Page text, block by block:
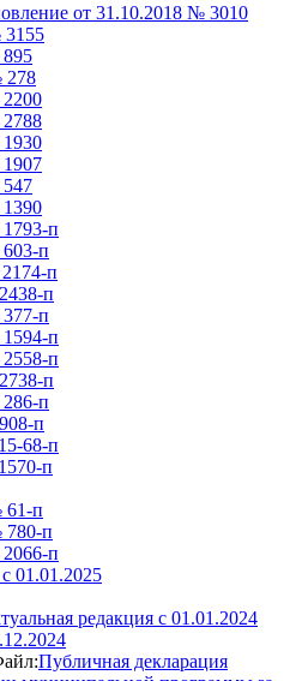
от 31.10.2018 № 3010
3155
278
п
п
п
п
п
п
п
п
п
п
68-п
п
61-п
780-п
п
01.01.2025
редакция с 01.01.2024
Публичная декларация